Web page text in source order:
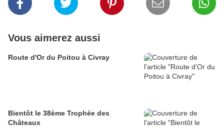
Vous aimerez aussi
Route d'Or du Poitou à Civray
Bientôt le 38ème Trophée des
Châteaux